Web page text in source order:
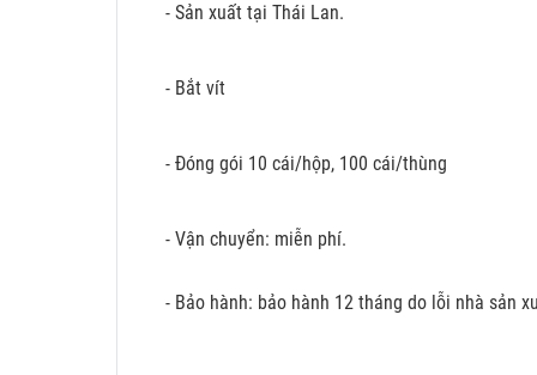
- Sản xuất tại Thái Lan.
- Bắt vít
- Đóng gói 10 cái/hộp, 100 cái/thùng
- Vận chuyển: miễn phí.
- Bảo hành: bảo hành 12 tháng do lỗi nhà sản